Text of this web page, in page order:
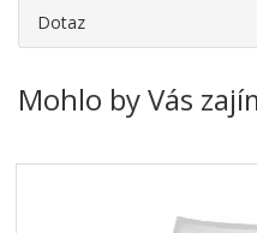
Dotaz
Mohlo by Vás